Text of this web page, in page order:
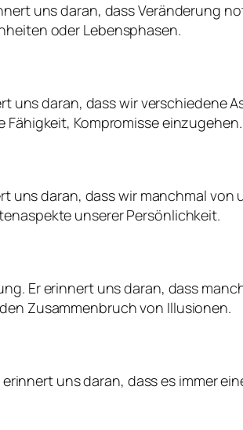
uns daran, dass Veränderung
oder Lebensphasen.
daran, dass wir verschiedene
Fähigkeit, Kompromisse einzugehen.
uns daran, dass wir manchmal
unserer Persönlichkeit.
Er erinnert uns daran, dass
Zusammenbruch von Illusionen.
uns daran, dass es immer